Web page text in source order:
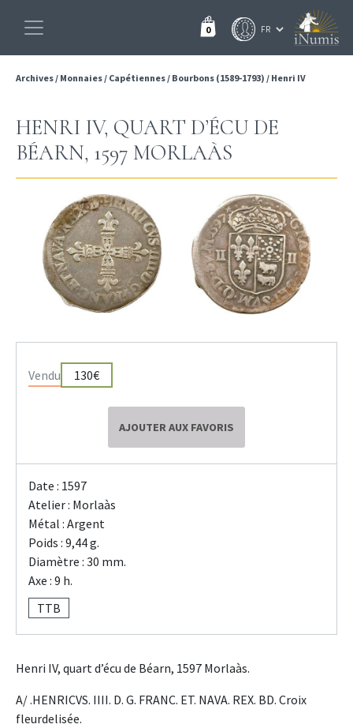
0
Archives/ Monnaies/ Capétiennes/ Bourbons (1589-1793) / Henri IV
HENRI IV, QUART D’ÉCU DE
BÉARN, 1597 MORLAÀS
Vendu 130€
AJOUTER AUX FAVORIS
Date : 1597
Atelier : Morlaàs
Métal : Argent
Poids : 9,44 g.
Diamètre : 30 mm.
Axe : 9 h.
TTB
Henri IV, quart d’écu de Béarn, 1597 Morlaàs.
A/ .HENRICVS. IIII. D. G. FRANC. ET. NAVA. REX. BD. Croix
fleurdelisée.